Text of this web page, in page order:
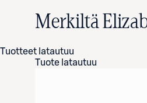
Merkiltä
Tuotteet latautuu
Tuote latautuu